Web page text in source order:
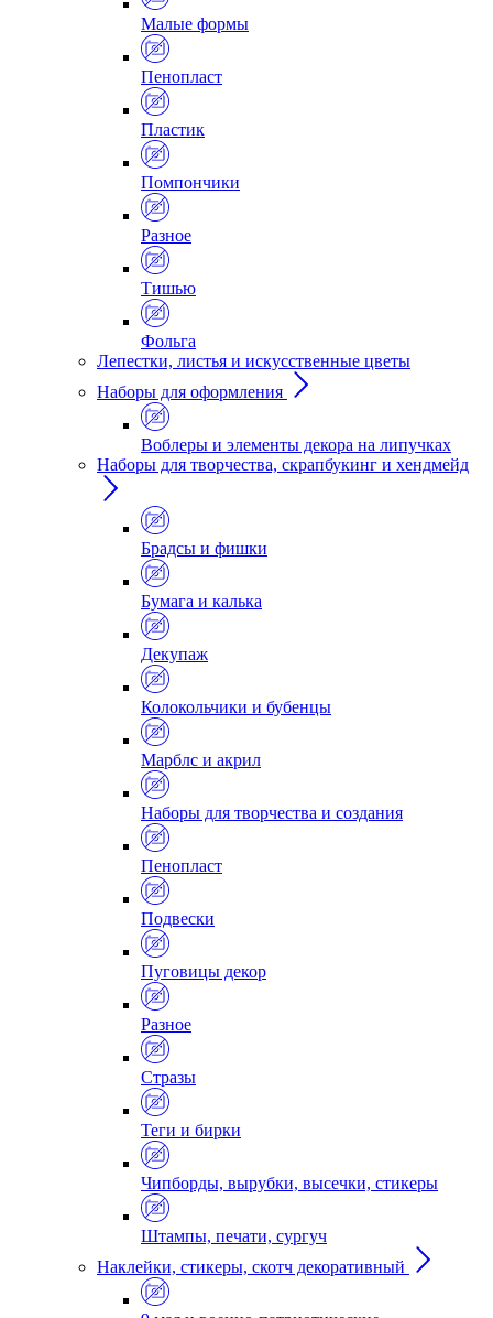
Малые формы
Пенопласт
Пластик
Помпончики
Разное
Тишью
Фольга
Лепестки, листья и искусственные цветы
Наборы для оформления
Воблеры и элементы декора на липучках
Наборы для творчества, скрапбукинг и хендмейд
Брадсы и фишки
Бумага и калька
Декупаж
Колокольчики и бубенцы
Марблс и акрил
Наборы для творчества и создания
Пенопласт
Подвески
Пуговицы декор
Разное
Стразы
Теги и бирки
Чипборды, вырубки, высечки, стикеры
Штампы, печати, сургуч
Наклейки, стикеры, скотч декоративный